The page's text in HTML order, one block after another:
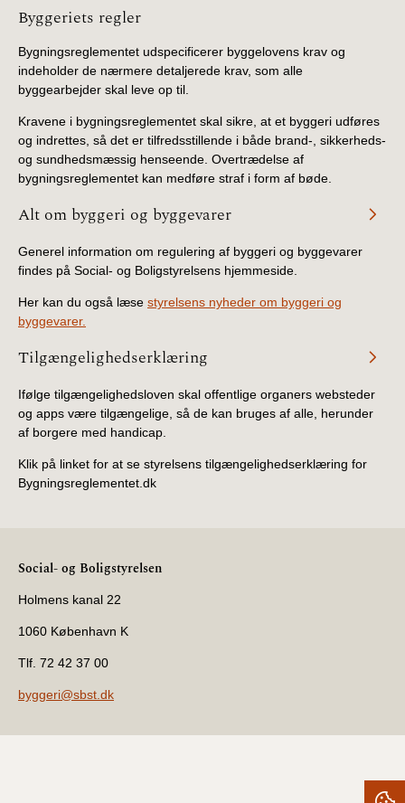
Information
Byggeriets regler
Bygningsreglementet udspecificerer byggelovens krav og
indeholder de nærmere detaljerede krav, som alle
byggearbejder skal leve op til.
Kravene i bygningsreglementet skal sikre, at et byggeri udføres
og indrettes, så det er tilfredsstillende i både brand-, sikkerheds-
og sundhedsmæssig henseende. Overtrædelse af
bygningsreglementet kan medføre straf i form af bøde.
Alt om byggeri og byggevarer
Generel information om regulering af byggeri og byggevarer
findes på Social- og Boligstyrelsens hjemmeside.
Her kan du også læse styrelsens nyheder om byggeri og
byggevarer.
Tilgængelighedserklæring
Ifølge tilgængelighedsloven skal offentlige organers websteder
og apps være tilgængelige, så de kan bruges af alle, herunder
af borgere med handicap.
Klik på linket for at se styrelsens tilgængelighedserklæring for
Bygningsreglementet.dk
Social- og Boligstyrelsen
Holmens kanal 22
1060 København K
Tlf. 72 42 37 00
byggeri@sbst.dk